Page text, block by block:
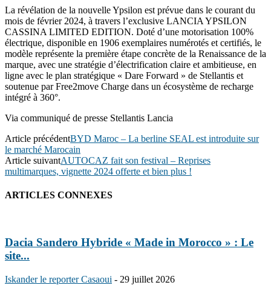
La révélation de la nouvelle Ypsilon est prévue dans le courant du
mois de février 2024, à travers l’exclusive LANCIA YPSILON
CASSINA LIMITED EDITION. Doté d’une motorisation 100%
électrique, disponible en 1906 exemplaires numérotés et certifiés, le
modèle représente la première étape concrète de la Renaissance de la
marque, avec une stratégie d’électrification claire et ambitieuse, en
ligne avec le plan stratégique « Dare Forward » de Stellantis et
soutenue par Free2move Charge dans un écosystème de recharge
intégré à 360°.
Via communiqué de presse Stellantis Lancia
Article précédentBYD Maroc – La berline SEAL est introduite sur
le marché Marocain
Article suivantAUTOCAZ fait son festival – Reprises
multimarques, vignette 2024 offerte et bien plus !
ARTICLES CONNEXES
Dacia Sandero Hybride « Made in Morocco » : Le
site...
Iskander le reporter Casaoui - 29 juillet 2026